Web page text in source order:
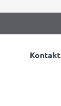
Kontakt